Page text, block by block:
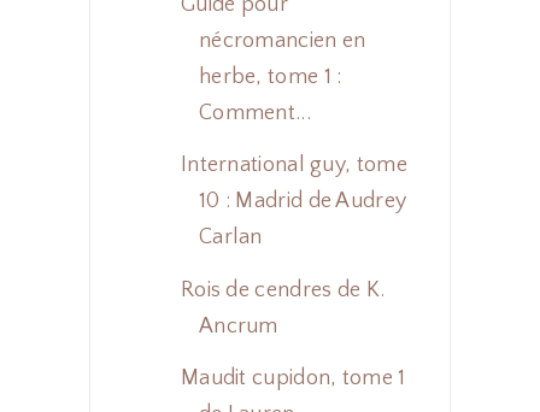
nécromancien en
herbe, tome 1 :
Comment...
International guy, tome
10 : Madrid de Audrey
Carlan
Rois de cendres de K.
Ancrum
Maudit cupidon, tome 1